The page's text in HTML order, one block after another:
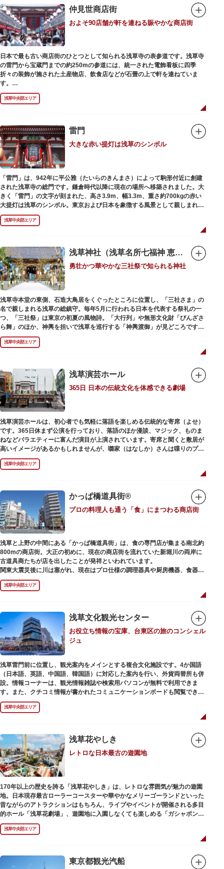
身を清めましょう。「観音堂」とも呼ばれる本堂にはご本尊の聖観世音菩薩
が祀られており、毎日定時に法要が執り行われています。
境内の歴史ある建造物も必見です。ひと際目立つ五重塔、国指定重要文化財
の二天門、浅草名所七福神のひとつ・大黒天が祀られた影向堂（ようごうど
う）など、悠久の時に思いを馳せて見学をお楽しみください。
日没後はライトアップされ、朱塗りの建物がより一層鮮やかに浮かび上がり
ます。昼間は約90店舗が軒を連ねる仲見世のお店も閉まり、シャッターに描
かれた「浅草絵巻」を楽しめるのも夜の醍醐味。撮影スポットやデートスポ
ットにもおすすめです。昼間と比べて人が少なくゆっくり巡れるので、足を
運んでみてはいかがでしょうか。
仲見世商店街
およそ90店舗が軒を連ねる賑やかな商店街
日本で最も古い商店街のひとつとして知られる浅草寺の表参道です。浅草寺
の雷門から宝蔵門までの約250mの参道には、統一された電飾看板に四季
折々の装飾が施された土産物店、飲食店などが石畳の上で軒を連ねていま
す。
人形焼や手焼きせんべいをはじめ、団子や揚げまんじゅう、雷おこしなどの
銘菓、和傘や扇子など伝統工芸品も並び、歩いているだけで浅草らしさを感
じる場所です。江戸文化を感じる粋な商品の数々は、海外からの観光客にも
ての味を堪能できるのも魅力。下町っ子の威勢の良い売り声が飛び交うな
か、お気に入りのお土産探しをお楽しみください。
浅草中央部エリア
雷門
大きな赤い提灯は浅草のシンボル
「雷門」は、942年に平公雅（たいらのきんまさ）によって駒形付近に創建
された浅草寺の総門です。鎌倉時代以降に現在の場所へ移築されました。大
きく「雷門」の文字が刻まれた、高さ3.9m、幅3.3m、重さ約700kgの赤い
大提灯は浅草のシンボル。東京および日本を象徴する風景として親しまれ、
フォトスポットとしても国内外の観光客を魅了し続けています。
提灯の底部に施された見事な龍の彫刻や、門の北側（風神雷神の背後）に安
置されている浅草寺の護法善神「天龍像」と「金龍像」も見どころ。正式名
ます。日没から23時頃までは雷門や浅草寺がライトアップされ、昼間とは違
った荘厳な雰囲気に包まれます。
何度も焼失と再建を繰り返し、現在の雷門は1960年に松下電器産業（現パナ
ソニック）の松下幸之助氏の寄進により再建されたものです。
浅草中央部エリア
浅草神社（浅草名所七福神 恵比須）
勇壮かつ華やかな三社祭で知られる神社
浅草寺本堂の東側、石造大鳥居をくぐったところに位置し、「三社さま」の
名で親しまれる浅草の総鎮守。毎年5月に行われる日本を代表する祭礼の一
つ、「三社祭」は東京の初夏の風物詩。「大行列」や無形文化財「びんざさ
ら舞」のほか、神輿を担いで浅草を巡行する「神輿渡御」が見どころです。
町を練り歩く担ぎ手たちの威勢良い掛け声が響き渡り、浅草の町がまつり一
色に染まります。
6月の「夏越し（なごし）の大祓」では、茅草で作られた輪の中（茅の輪）
ら逃れ、福徳があると伝えられる行事です。
本殿には浅草寺のご本尊である聖観世音菩薩像を見つけた漁師の兄弟ととも
に、尊像として奉安した郷土の文化人、土師真中知（はじのなかとも）の3
人が祀られています。江戸時代に徳川家光が寄進した社殿は本殿・幣殿と拝
殿の間が渡り廊下で繋がる建築様式。国の重要文化財に指定されています。
また、浅草名所七福神のひとつとしても知られ、恵比須像が祀られていま
す。
浅草中央部エリア
浅草演芸ホール
365日 日本の伝統文化を体感できる劇場
浅草演芸ホールは、初心者でも気軽に落語を楽しめる伝統的な寄席（よせ）
です。365日休まず公演を行っており、落語のほか漫談、マジック、ものま
ねなどバラエティーに富んだ演目が上演されています。寄席と聞くと敷居が
高いイメージがあるかもしれませんが、囃家（はなしか）さんは喋りのプ
ロ。すぐに巧みな話芸に引き込まれ、予備知識が無くても楽しめます。
ホール内で飲食できるのも魅力のひとつ。売店でお弁当やお菓子を買ってゆ
っくり番組を楽しんではいかがでしょう。数々の著名な落語家やお笑い芸人
浅草中央部エリア
かっぱ橋道具街®
プロの料理人も通う「食」にまつわる商店街
浅草と上野の中間にある「かっぱ橋道具街」は、食の専門店が集まる南北約
800mの商店街。大正の初めに、現在の商店街を流れていた新堀川の両岸に
古道具商たちが店を出したことが発祥といわれています。
関東大震災後に川は塞がれ、現在はプロ仕様の調理器具や厨房機器、食器、
包材、調理衣装など「食」にまつわる約170軒の専門店が集まる個性的な専
門商店街として賑わいを見せています。もちろん、ほとんどのお店が小売に
も対応。家庭の調理用具を購入したい人や観光客にもおすすめです。食品サ
毎年、道具の日である10月9日前後に開催される「かっぱ橋道具まつり」で
は、各店舗がおすすめ商品や掘り出しものを販売。また、年ごとに異なる
様々な催しものも行われます。
浅草中央部エリア
浅草文化観光センター
お役立ち情報の宝庫、台東区の旅のコンシェル
ジュ
浅草雷門前に位置し、観光案内をメインとする複合文化施設です。4か国語
（日本語、英語、中国語、韓国語）に対応した案内を行い、外貨両替所も併
設。情報コーナーは、観光情報雑誌や検索用パソコンが無料で利用できま
す。また、クチコミ情報が書かれたコミュニケーションボードも閲覧できる
ので、とっておきの旅のヒントを得られるかも。多目的スペースでは、映像
を活用し台東区のみどころやイベント、歴史、文化を紹介。通常、イスが配
仲見世や、隅田川や東京スカイツリーも一望できるビュースポットとなって
います。
浅草の街並みに溶け込む平屋を重ねたようなおしゃれな外観は、日本を代表
する建築家・隈研吾氏によるデザイン。木の温もりあふれる空間は、初めて
日本を訪れる海外ツーリストにも優しい印象を与えています。
浅草中央部エリア
浅草花やしき
レトロな日本最古の遊園地
170年以上の歴史を誇る「浅草花やしき」は、レトロな雰囲気が魅力の遊園
地。日本現存最古ローラーコースターや華やかなメリーゴーランドといった
昔ながらのアトラクションはもちろん、ライブやイベントが開催される多目
的ホール「浅草花劇場」、遊園地に入園しなくても楽しめる「ガシャポンの
デパート浅草花やしき店」も併設され、さまざまな娯楽を楽しめる浅草の
「遊びの場」として親しまれています。
と菊細工を主とした花園（かえん）として誕生しました。明治時代に入ると
浅草中央部エリア
東京都観光汽船